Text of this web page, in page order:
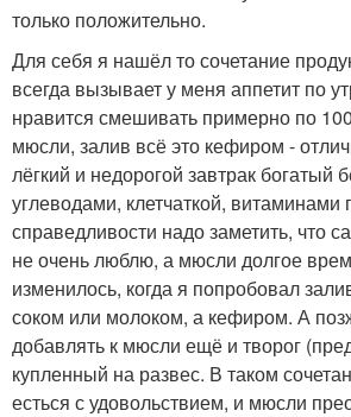
только положительно.
Для себя я нашёл то сочетание
всегда вызывает у меня аппетит по
нравится смешивать примерно по
мюсли, залив всё это кефиром -
лёгкий и недорогой завтрак богатый
углеводами, клетчаткой, витаминами
справедливости надо заметить, что
не очень люблю, а мюсли долгое
изменилось, когда я попробовал
соком или молоком, а кефиром. А
добавлять к мюсли ещё и творог
купленный на развес. В таком
есться с удовольствием, и мюсли